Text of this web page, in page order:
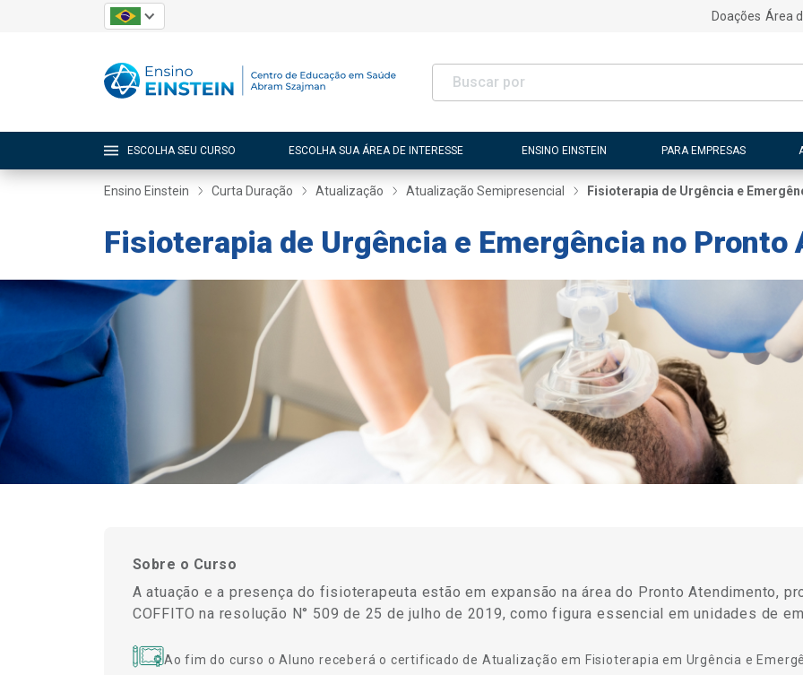
Doações Área
ESCOLHA SEU CURSO ESCOLHA SUA ÁREA DE INTERESSE ENSINO EINSTEIN PARA EMPRESAS
Ensino Einstein Curta Duração Atualização Atualização Semipresencial Fisioterapia de Urgência e
Fisioterapia de Urgência e Emergência no Pronto
Sobre o Curso
A atuação e a presença do fisioterapeuta estão em expansão na área do Pronto Atendimento,
COFFITO na resolução N° 509 de 25 de julho de 2019, como figura essencial em unidades de
Ao fim do curso o Aluno receberá o certificado de Atualização em Fisioterapia em Urgência e